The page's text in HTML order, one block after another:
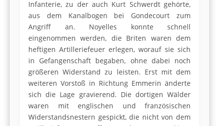
Infanterie, zu der auch Kurt Schwerdt gehörte,
aus dem Kanalbogen bei Gondecourt zum
Angriff an. Noyelles konnte schnell
eingenommen werden, die Briten waren dem
heftigen Artilleriefeuer erlegen, worauf sie sich
in Gefangenschaft begaben, ohne dabei noch
größeren Widerstand zu leisten. Erst mit dem
weiteren Vorstoß in Richtung Emmerin änderte
sich die Lage gravierend. Die dortigen Wälder
waren mit englischen und französischen
Widerstandsnes­tern gespickt, die nicht von dem